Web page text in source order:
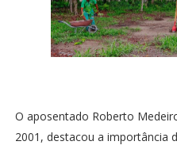
O aposentado Roberto
2001, destacou a importância